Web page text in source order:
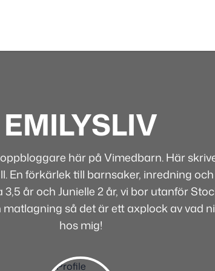
EMILYSLIV
här på Vimedbarn. Här
En förkärlek till barnsaker, inredning och
år och Junielle 2 år, vi bor utanför
matlagning så det är ett axplock av vad
hos mig!